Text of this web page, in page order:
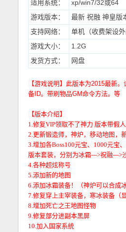
适用系统：
xp/win7/32或64
游戏版本：
最新 祝融 神皇版
支持网络：
单机（收费架设外
游戏大小：
1.2G
发货方式：
网盘
【游戏说明】此版本为2015最新
备ID。带刷物品GM命令方法。等
【版本介绍】
1.修复VIP领取不了神力 版本带假
2.更新锻造师，神炉，移动地图，
3.增加各Boss100元宝、1000元宝
版本套装，分别为冰霜--->祝融---
4.各种超炫称号
5.添加新的地图
6.添加冰霜装备！（神炉可以合成
7.修复穿上主宰装备，寒冰装备（
8.增加死亡之王地图怪物
9.修复部分进副本黑屏
10.加入国家系统